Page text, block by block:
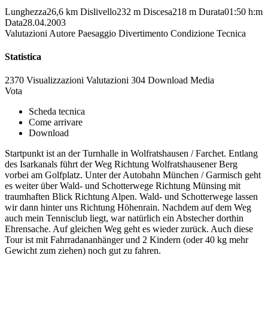
Lunghezza26,6 km Dislivello232 m Discesa218 m Durata01:50 h:m
Data28.04.2003
Valutazioni Autore Paesaggio Divertimento Condizione Tecnica
Statistica
2370 Visualizzazioni Valutazioni 304 Download Media
Vota
Scheda tecnica
Come arrivare
Download
Startpunkt ist an der Turnhalle in Wolfratshausen / Farchet. Entlang
des Isarkanals führt der Weg Richtung Wolfratshausener Berg
vorbei am Golfplatz. Unter der Autobahn München / Garmisch geht
es weiter über Wald- und Schotterwege Richtung Münsing mit
traumhaften Blick Richtung Alpen. Wald- und Schotterwege lassen
wir dann hinter uns Richtung Höhenrain. Nachdem auf dem Weg
auch mein Tennisclub liegt, war natürlich ein Abstecher dorthin
Ehrensache. Auf gleichen Weg geht es wieder zurück. Auch diese
Tour ist mit Fahrradananhänger und 2 Kindern (oder 40 kg mehr
Gewicht zum ziehen) noch gut zu fahren.